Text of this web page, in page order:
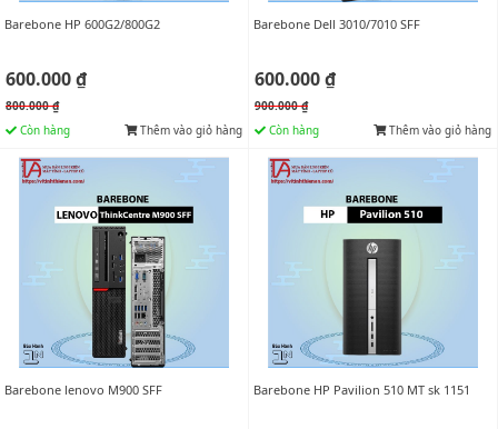
Barebone HP 600G2/800G2
600.000 ₫
800.000 ₫
Còn hàng
Thêm vào giỏ hàng
Barebone Dell 3010/7010 SFF
600.000 ₫
900.000 ₫
Còn hàng
Thêm vào giỏ hàng
Barebone lenovo M900 SFF Barebone HP Pavilion 510 MT sk 1151